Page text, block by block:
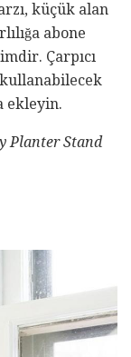
küçük alan
abone
Çarpıcı
ekleyin.
Planter Stand